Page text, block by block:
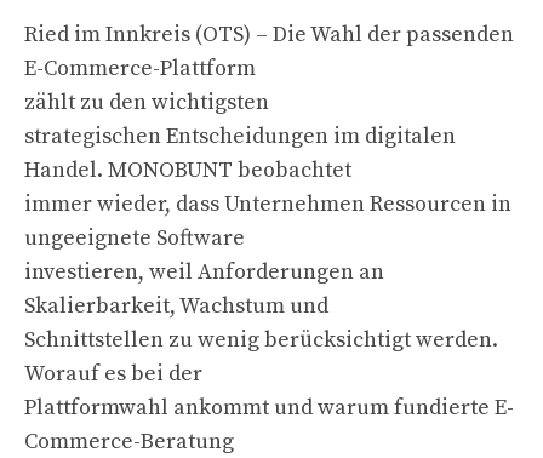
Ried im Innkreis (OTS) – Die Wahl der passenden
E-Commerce-Plattform
zählt zu den wichtigsten
strategischen Entscheidungen im digitalen
Handel. MONOBUNT beobachtet
immer wieder, dass Unternehmen Ressourcen in
ungeeignete Software
investieren, weil Anforderungen an
Skalierbarkeit, Wachstum und
Schnittstellen zu wenig berücksichtigt werden.
Worauf es bei der
Plattformwahl ankommt und warum fundierte E-
Commerce-Beratung